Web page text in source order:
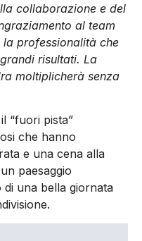
collaborazione e del
al team
la professionalità che
risultati. La
moltiplicherà senza
“fuori pista”
che hanno
e una cena alla
paesaggio
una bella giornata